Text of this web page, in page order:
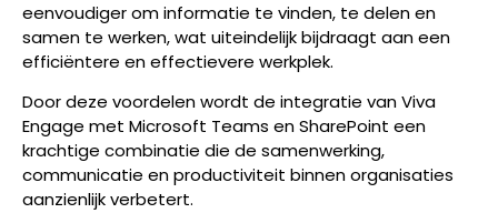
eenvoudiger om informatie te vinden, te delen en
samen te werken, wat uiteindelijk bijdraagt aan een
efficiëntere en effectievere werkplek.
Door deze voordelen wordt de integratie van Viva
Engage met Microsoft Teams en SharePoint een
krachtige combinatie die de samenwerking,
communicatie en productiviteit binnen organisaties
aanzienlijk verbetert.